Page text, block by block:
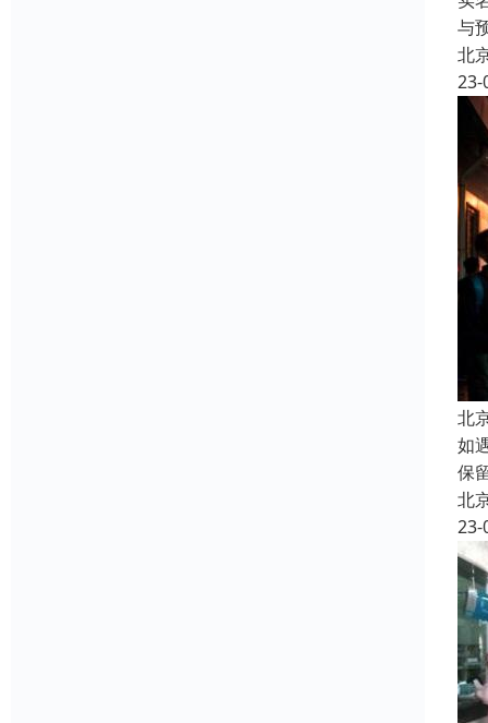
与
北
23-
北
如
保
北
23-